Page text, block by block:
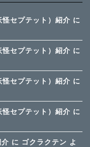
セプテット）紹介 に
セプテット）紹介 に
セプテット）紹介 に
セプテット）紹介 に
に ゴクラクテン よ